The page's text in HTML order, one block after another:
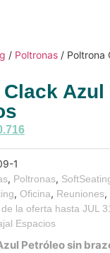
/ Poltronas / Poltrona
Azul
1
, Poltronas,
, Oficina, Reuniones,
la oferta hasta JUL
Espacios
Petróleo sin